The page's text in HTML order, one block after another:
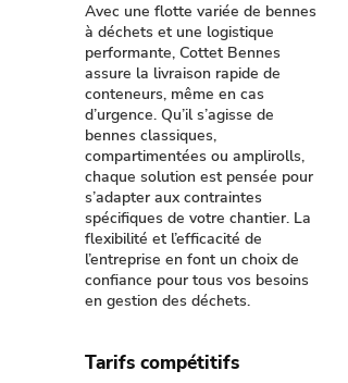
Avec une flotte variée de bennes
à déchets et une logistique
performante, Cottet Bennes
assure la livraison rapide de
conteneurs, même en cas
d’urgence. Qu’il s’agisse de
bennes classiques,
compartimentées ou amplirolls,
chaque solution est pensée pour
s’adapter aux contraintes
spécifiques de votre chantier. La
flexibilité et l’efficacité de
l’entreprise en font un choix de
confiance pour tous vos besoins
en gestion des déchets.
Tarifs compétitifs